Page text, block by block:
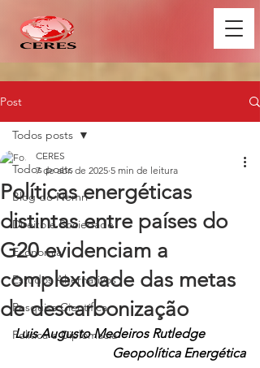
Post
Todos posts
Blog do Nemri
Direito e Sociedade
Economia
Estudos Alternativos
Pesquisa Científica
Política e Diplomacia
Todos posts
Políticas energéticas
distintas entre países do
G20 evidenciam a
complexidade das metas
de descarbonização
CERES
7 de abr. de 2025 5 min de leitura
Luis Augusto Medeiros Rutledge
Geopolítica Energética